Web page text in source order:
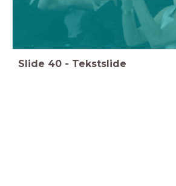
Slide 40 - Tekstslide